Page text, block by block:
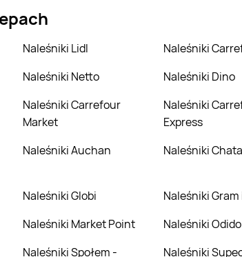
Naleśniki Lidl Naleśniki
Naleśniki Netto Naleśniki Dino
Naleśniki Carrefour
Market
Naleśniki Carrefour
Express
Naleśniki Auchan Naleśniki
Naleśniki Globi Naleśniki
Naleśniki Market Point Naleśniki Odido
Naleśniki Społem - Naleśniki